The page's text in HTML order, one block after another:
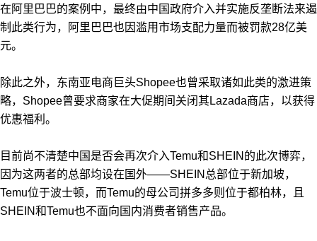
在阿里巴巴的案例中，最终由中国政府介入并实施反垄断法来遏
制此类行为，阿里巴巴也因滥用市场支配力量而被罚款28亿美
元。
除此之外，东南亚电商巨头Shopee也曾采取诸如此类的激进策
略，Shopee曾要求商家在大促期间关闭其Lazada商店，以获得
优惠福利。
目前尚不清楚中国是否会再次介入Temu和SHEIN的此次博弈，
因为这两者的总部均设在国外——SHEIN总部位于新加坡，
Temu位于波士顿，而Temu的母公司拼多多则位于都柏林，且
SHEIN和Temu也不面向国内消费者销售产品。